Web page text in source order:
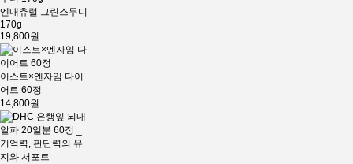
엔내츄럴 그린스무디
170g
19,800원
이스트×엔자임 다이
어트 60정
14,800원